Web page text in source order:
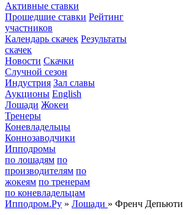
Активные ставки
Прошедшие ставки Рейтинг
участников
Календарь скачек Результаты
скачек
Новости Скачки
Случной сезон
Индустрия Зал славы
Аукционы English
Лошади Жокеи
Тренеры
Коневладельцы
Коннозаводчики
Ипподромы
по лошадям по
производителям по
жокеям по тренерам
по коневладельцам
Ипподром.Ру » Лошади » Френч Депьюти